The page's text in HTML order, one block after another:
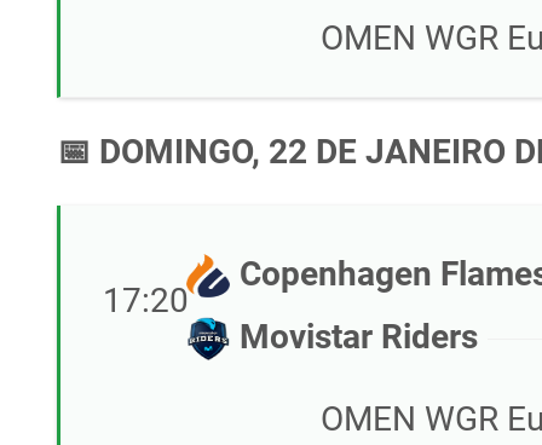
OMEN WGR
📅 DOMINGO, 22 DE JANEIRO
17:20
Copenhagen
Movistar Riders
OMEN WGR